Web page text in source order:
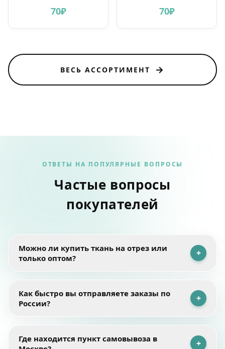
70₽ 70₽
ВЕСЬ АССОРТИМЕНТ →
ОТВЕТЫ НА ПОПУЛЯРНЫЕ ВОПРОСЫ
Частые вопросы
покупателей
Можно ли купить ткань на отрез или
только оптом?
+
покупателями. Ткань можно приобрести на отрез —
минимальное количество составляет
Как быстро вы отправляете заказы по
России?
+
нашем складе в Москве. После оплаты мы собираем,
Где находится пункт самовывоза в
+